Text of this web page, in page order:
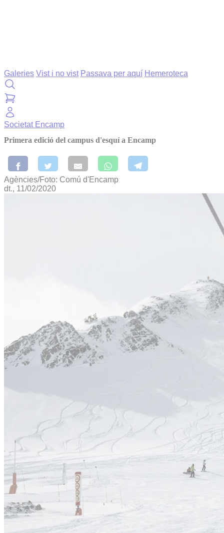
Galeries Vist i no vist Passava per aquí Hemeroteca
Societat Encamp
Primera edició del campus d'esquí a Encamp
Agències/Foto: Comú d'Encamp
dt., 11/02/2020